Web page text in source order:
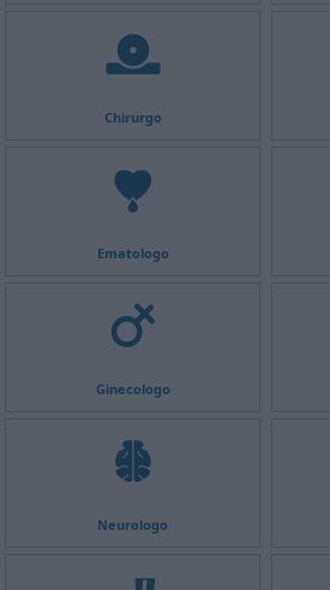
Chirurgo
Ematologo
Ginecologo
Neurologo